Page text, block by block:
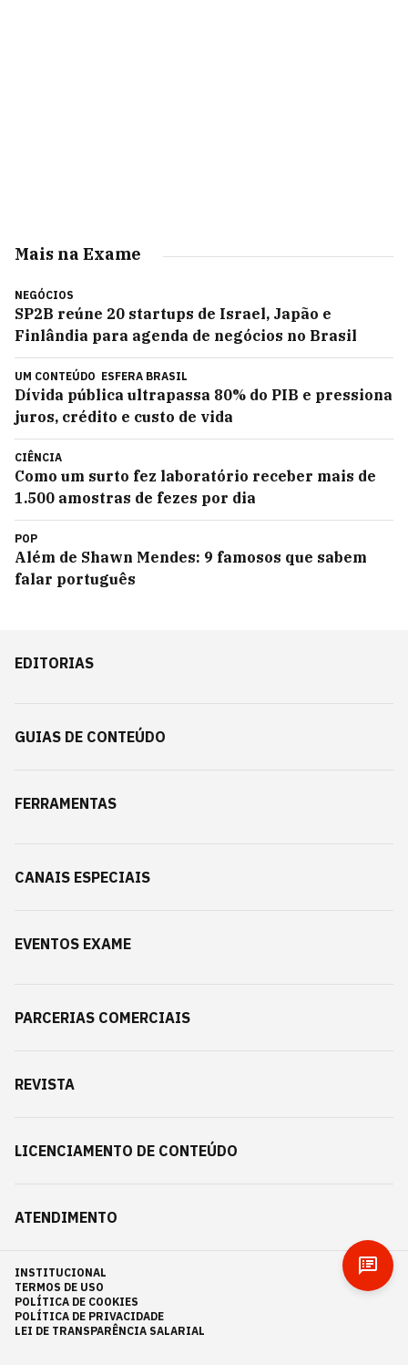
Mais na Exame
NEGÓCIOS
SP2B reúne 20 startups de Israel, Japão e
Finlândia para agenda de negócios no Brasil
UM CONTEÚDO ESFERA BRASIL
Dívida pública ultrapassa 80% do PIB e pressiona
juros, crédito e custo de vida
CIÊNCIA
Como um surto fez laboratório receber mais de
1.500 amostras de fezes por dia
POP
Além de Shawn Mendes: 9 famosos que sabem
falar português
EDITORIAS
GUIAS DE CONTEÚDO
FERRAMENTAS
CANAIS ESPECIAIS
EVENTOS EXAME
PARCERIAS COMERCIAIS
REVISTA
LICENCIAMENTO DE CONTEÚDO
ATENDIMENTO
INSTITUCIONAL
TERMOS DE USO
POLÍTICA DE COOKIES
POLÍTICA DE PRIVACIDADE
LEI DE TRANSPARÊNCIA SALARIAL